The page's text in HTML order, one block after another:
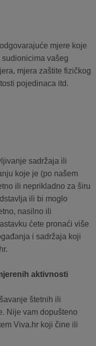
mjere koje
vašeg
mjera zaštite fizičkog
pojedinaca itd.
sadržaja ili
koje je (po našem
ili neprikladno za širu
ili bi moglo
nasilno ili
ćete pronaći više
i sadržaja koji
aktivnosti
štetnih ili
Nije vam dopušteno
Viva.hr koji čine ili